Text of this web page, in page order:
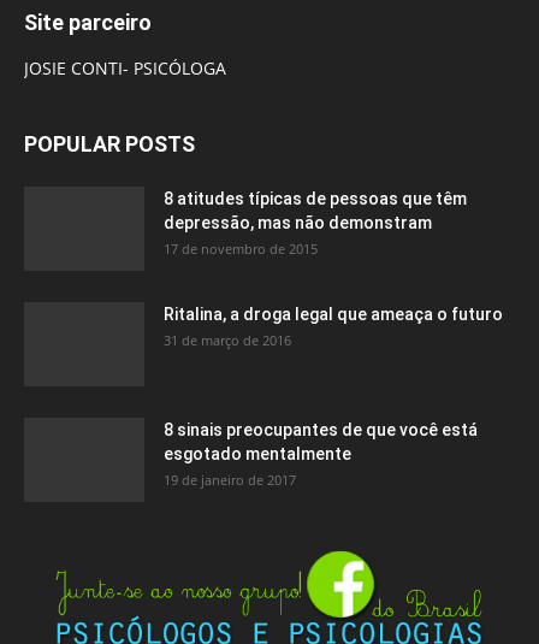
Site parceiro
JOSIE CONTI- PSICÓLOGA
POPULAR POSTS
8 atitudes típicas de pessoas que têm
depressão, mas não demonstram
17 de novembro de 2015
Ritalina, a droga legal que ameaça o futuro
31 de março de 2016
8 sinais preocupantes de que você está
esgotado mentalmente
19 de janeiro de 2017